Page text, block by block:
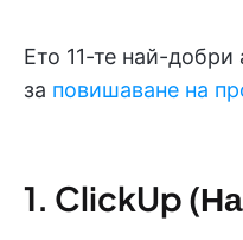
Ето 11-те най-добри
за повишаване на
1. ClickUp